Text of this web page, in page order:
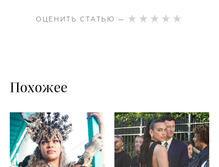
ОЦЕНИТЬ СТАТЬЮ —
Похожее